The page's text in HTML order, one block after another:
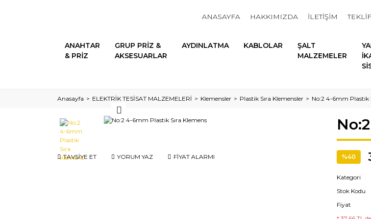
ANASAYFA HAKKIMIZDA İLETİŞİM
ANAHTAR
& PRİZ
GRUP PRİZ &
AKSESUARLAR
AYDINLATMA KABLOLAR
ŞALT
MALZEMELER
Anasayfa ELEKTRİK TESİSAT MALZEMELERİ Klemensler Plastik Sıra Klemensler No:2 4-6mm Plastik
TAVSİYE ET YORUM YAZ FİYAT ALARMI %40
Kategori
Stok Kodu
Fiyat